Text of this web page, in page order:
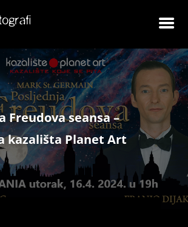
Freudova seansa –
kazališta Planet Art